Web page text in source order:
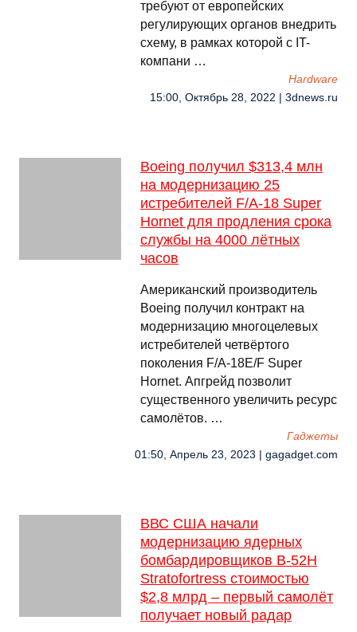
требуют от европейских
регулирующих органов внедрить
схему, в рамках которой с IT-
компани …
Hardware
15:00, Октябрь 28, 2022 | 3dnews.ru
Boeing получил $313,4 млн
на модернизацию 25
истребителей F/A-18 Super
Hornet для продления срока
службы на 4000 лётных
часов
Американский производитель
Boeing получил контракт на
модернизацию многоцелевых
истребителей четвёртого
поколения F/A-18E/F Super
Hornet. Апгрейд позволит
существенного увеличить ресурс
самолётов. …
Гаджеты
01:50, Апрель 23, 2023 | gagadget.com
ВВС США начали
модернизацию ядерных
бомбардировщиков B-52H
Stratofortress стоимостью
$2,8 млрд – первый самолёт
получает новый радар